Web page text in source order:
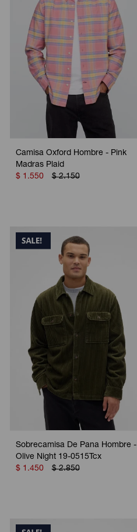
Camisa Oxford Hombre - Pink
Madras Plaid
$ 1.550 $ 2.150
Sobrecamisa De Pana Hombre -
Olive Night 19-0515Tcx
$ 1.450 $ 2.850